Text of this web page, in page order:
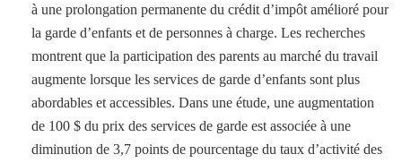
à une prolongation permanente du crédit d’impôt amélioré pour
la garde d’enfants et de personnes à charge. Les recherches
montrent que la participation des parents au marché du travail
augmente lorsque les services de garde d’enfants sont plus
abordables et accessibles. Dans une étude, une augmentation
de 100 $ du prix des services de garde est associée à une
diminution de 3,7 points de pourcentage du taux d’activité des